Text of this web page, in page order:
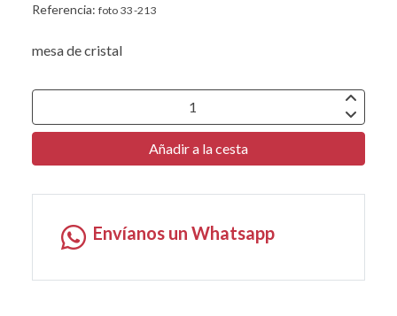
Referencia: foto 33 -213
mesa de cristal
Añadir a la cesta
Envíanos un Whatsapp